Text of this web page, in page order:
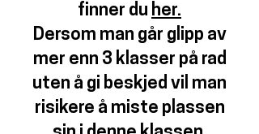
finner du her.
Dersom man går glipp av
mer enn 3 klasser på rad
uten å gi beskjed vil man
risikere å miste plassen